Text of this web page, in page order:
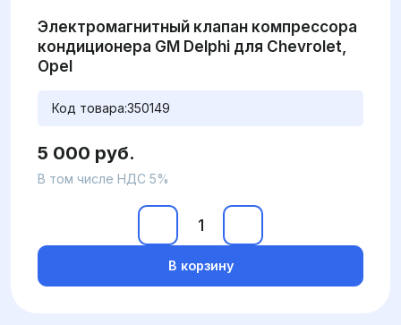
Электромагнитный клапан компрессора
кондиционера GM Delphi для Chevrolet,
Opel
Код товара:350149
5 000 руб.
В том числе НДС 5%
В корзину